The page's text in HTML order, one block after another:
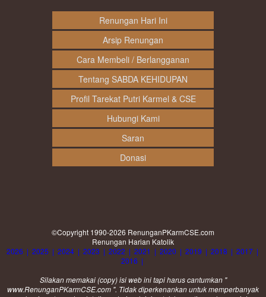
Renungan Hari Ini
Arsip Renungan
Cara Membeli / Berlangganan
Tentang SABDA KEHIDUPAN
Profil Tarekat Putri Karmel & CSE
Hubungi Kami
Saran
Donasi
©Copyright 1990-2026 RenunganPKarmCSE.com
Renungan Harian Katolik
2026 | 2025 | 2024 | 2023 | 2022 | 2021 | 2020 | 2019 | 2018 | 2017 |
2016 |
Silakan memakai (copy) isi web ini tapi harus cantumkan "
www.RenunganPKarmCSE.com ". Tidak diperkenankan untuk memperbanyak